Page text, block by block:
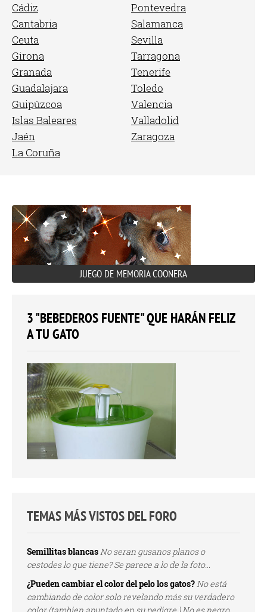
Cádiz
Cantabria
Ceuta
Girona
Granada
Guadalajara
Guipúzcoa
Islas Baleares
Jaén
La Coruña
Pontevedra
Salamanca
Sevilla
Tarragona
Tenerife
Toledo
Valencia
Valladolid
Zaragoza
JUEGO DE MEMORIA COONERA
3 "BEBEDEROS FUENTE" QUE HARÁN FELIZ
A TU GATO
TEMAS MÁS VISTOS DEL FORO
Semillitas blancasNo seran gusanos planos o
cestodes lo que tiene? Se parece a lo de la foto...
¿Pueden cambiar el color del pelo los gatos?No está
cambiando de color solo revelando más su verdadero